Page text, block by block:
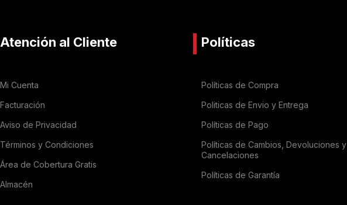
Atención al Cliente
Mi Cuenta
Facturación
Aviso de Privacidad
Términos y Condiciones
Área de Cobertura Gratis
Almacén
Políticas
Políticas de Compra
Politicas de Envio y Entrega
Políticas de Pago
Políticas de Cambios, Devoluciones y
Cancelaciones
Políticas de Garantía